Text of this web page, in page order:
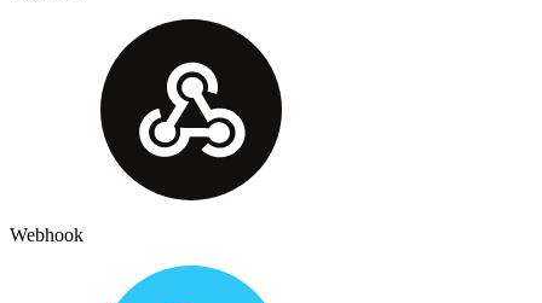
Webhook